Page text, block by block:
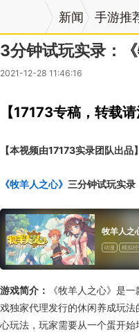
新闻 手游推
3分钟试玩实录：
2021-12-28 11:46:16
【17173专稿，转载请
【本视频由17173实录团队出品】
《牧羊人之心》 三分钟试玩实录
牧羊人之
动漫 模拟
游戏简介：
《牧羊人之心》是
戏独家代理发行的休闲养成玩
心玩法，玩家需要从一个蛋开